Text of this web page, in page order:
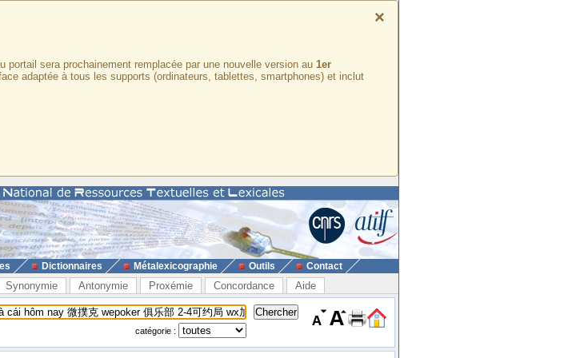
×
sera prochainement remplacée par une nouvelle version au 1er
adaptée à tous les supports (ordinateurs, tablettes, smartphones) et inclut
Dictionnaires Métalexicographie Outils Contact
Synonymie Antonymie Proxémie Concordance Aide
catégorie :